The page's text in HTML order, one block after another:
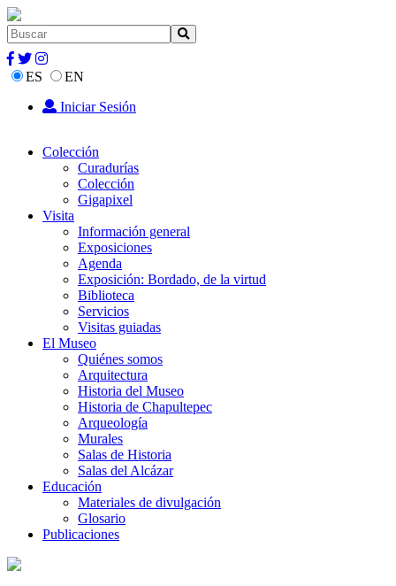
ES
EN
Iniciar Sesión
Colección
Curadurías
Colección
Gigapixel
Visita
Información general
Exposiciones
Agenda
Exposición: Bordado, de la virtud
Biblioteca
Servicios
Visitas guiadas
El Museo
Quiénes somos
Arquitectura
Historia del Museo
Historia de Chapultepec
Arqueología
Murales
Salas de Historia
Salas del Alcázar
Educación
Materiales de divulgación
Glosario
Publicaciones